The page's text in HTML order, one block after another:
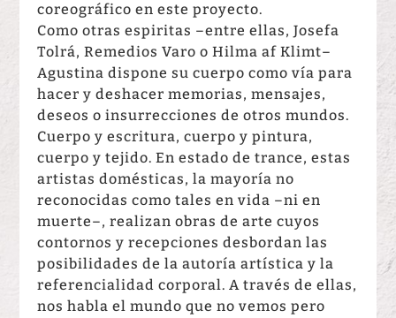
coreográfico en este proyecto.
Como otras espiritas –entre ellas, Josefa
Tolrá, Remedios Varo o Hilma af Klimt–
Agustina dispone su cuerpo como vía para
hacer y deshacer memorias, mensajes,
deseos o insurrecciones de otros mundos.
Cuerpo y escritura, cuerpo y pintura,
cuerpo y tejido. En estado de trance, estas
artistas domésticas, la mayoría no
reconocidas como tales en vida –ni en
muerte–, realizan obras de arte cuyos
contornos y recepciones desbordan las
posibilidades de la autoría artística y la
referencialidad corporal. A través de ellas,
nos habla el mundo que no vemos pero